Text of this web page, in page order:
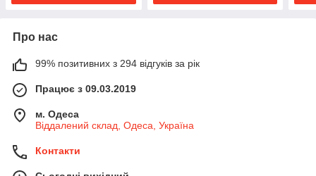
Про нас
99% позитивних з 294 відгуків за рік
Працює з 09.03.2019
м. Одеса
Віддалений склад, Одеса, Україна
Контакти